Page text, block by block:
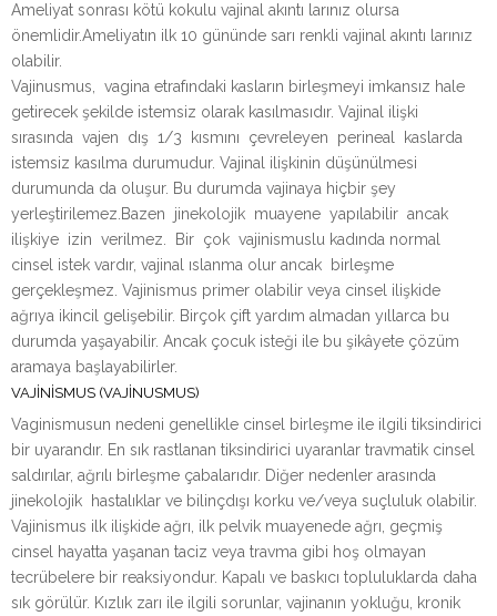
Ameliyat sonrası kötü kokulu vajinal akıntı larınız olursa
önemlidir.Ameliyatın ilk 10 gününde sarı renkli vajinal akıntı larınız
olabilir.
Vajinusmus, vagina etrafındaki kasların birleşmeyi imkansız hale
getirecek şekilde istemsiz olarak kasılmasıdır. Vajinal ilişki
sırasında vajen dış 1/3 kısmını çevreleyen perineal kaslarda
istemsiz kasılma durumudur. Vajinal ilişkinin düşünülmesi
durumunda da oluşur. Bu durumda vajinaya hiçbir şey
yerleştirilemez.Bazen jinekolojik muayene yapılabilir ancak
ilişkiye izin verilmez. Bir çok vajinismuslu kadında normal
cinsel istek vardır, vajinal ıslanma olur ancak birleşme
gerçekleşmez. Vajinismus primer olabilir veya cinsel ilişkide
ağrıya ikincil gelişebilir. Birçok çift yardım almadan yıllarca bu
durumda yaşayabilir. Ancak çocuk isteği ile bu şikâyete çözüm
aramaya başlayabilirler.
VAJİNİSMUS (VAJİNUSMUS)
Vaginismusun nedeni genellikle cinsel birleşme ile ilgili tiksindirici
bir uyarandır. En sık rastlanan tiksindirici uyaranlar travmatik cinsel
saldırılar, ağrılı birleşme çabalarıdır. Diğer nedenler arasında
jinekolojik hastalıklar ve bilinçdışı korku ve/veya suçluluk olabilir.
Vajinismus ilk ilişkide ağrı, ilk pelvik muayenede ağrı, geçmiş
cinsel hayatta yaşanan taciz veya travma gibi hoş olmayan
tecrübelere bir reaksiyondur. Kapalı ve baskıcı topluluklarda daha
sık görülür. Kızlık zarı ile ilgili sorunlar, vajinanın yokluğu, kronik